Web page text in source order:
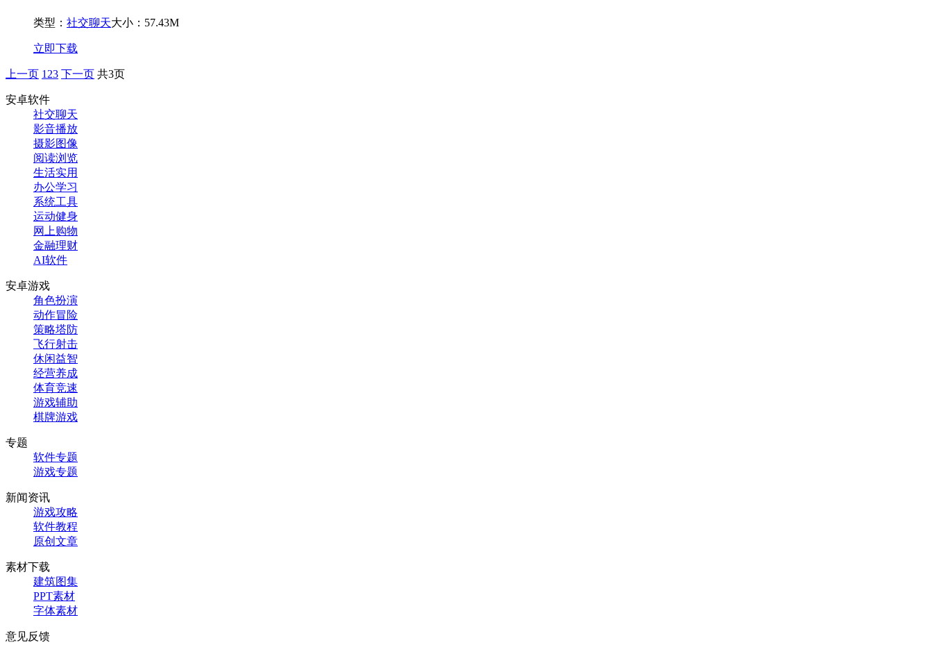
类型： 社交聊天大小：57.43M
立即下载
上一页 1 23 下一页 共3页
安卓软件
社交聊天
影音播放
摄影图像
阅读浏览
生活实用
办公学习
系统工具
运动健身
网上购物
金融理财
AI软件
安卓游戏
角色扮演
动作冒险
策略塔防
飞行射击
休闲益智
经营养成
体育竞速
游戏辅助
棋牌游戏
专题
软件专题
游戏专题
新闻资讯
游戏攻略
软件教程
原创文章
素材下载
建筑图集
PPT素材
字体素材
意见反馈